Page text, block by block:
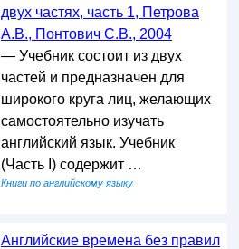
двух частях, часть 1, Петрова
А.В., Понтович С.В., 2004
— Учебник состоит из двух
частей и предназначен для
широкого круга лиц, желающих
самостоятельно изучать
английский язык. Учебник
(Часть I) содержит …
Книги по английскому языку
Английские времена без правил